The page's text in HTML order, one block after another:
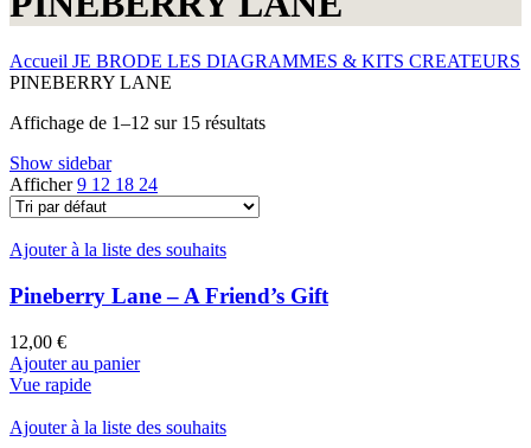
Accueil JE BRODE LES DIAGRAMMES & KITS CREATEURS
PINEBERRY LANE
Affichage de 1–12 sur 15 résultats
Show sidebar
Afficher9 12 18 24
Ajouter à la liste des souhaits
Pineberry Lane – A Friend’s Gift
12,00 €
Ajouter au panier
Vue rapide
Ajouter à la liste des souhaits